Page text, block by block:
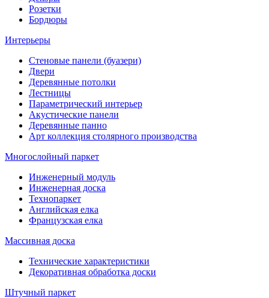
Розетки
Бордюры
Интерьеры
Стеновые панели (буазери)
Двери
Деревянные потолки
Лестницы
Параметрический интерьер
Акустические панели
Деревянные панно
Арт коллекция столярного производства
Многослойный паркет
Инженерный модуль
Инженерная доска
Технопаркет
Английская елка
Французская елка
Массивная доска
Технические характеристики
Декоративная обработка доски
Штучный паркет